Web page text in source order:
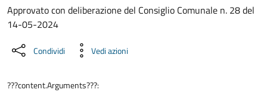
Dettaglio del documento
Approvato con deliberazione del Consiglio Comunale n. 28 del
14-05-2024
Condividi Vedi azioni
???content.Arguments???: